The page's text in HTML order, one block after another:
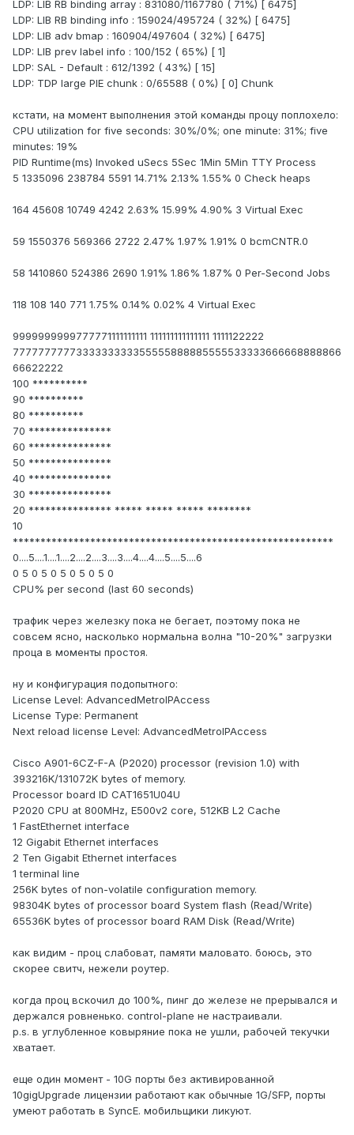
LDP: LIB RB binding array : 831080/1167780 ( 71%) [ 6475]
LDP: LIB RB binding info : 159024/495724 ( 32%) [ 6475]
LDP: LIB adv bmap : 160904/497604 ( 32%) [ 6475]
LDP: LIB prev label info : 100/152 ( 65%) [ 1]
LDP: SAL - Default : 612/1392 ( 43%) [ 15]
LDP: TDP large PIE chunk : 0/65588 ( 0%) [ 0] Chunk
кстати, на момент выполнения этой команды процу поплохело:
CPU utilization for five seconds: 30%/0%; one minute: 31%; five
minutes: 19%
PID Runtime(ms) Invoked uSecs 5Sec 1Min 5Min TTY Process
5 1335096 238784 5591 14.71% 2.13% 1.55% 0 Check heaps
164 45608 10749 4242 2.63% 15.99% 4.90% 3 Virtual Exec
59 1550376 569366 2722 2.47% 1.97% 1.91% 0 bcmCNTR.0
58 1410860 524386 2690 1.91% 1.86% 1.87% 0 Per-Second Jobs
118 108 140 771 1.75% 0.14% 0.02% 4 Virtual Exec
9999999999777771111111111 111111111111111 1111122222
7777777777333333333355555888885555533333666668888866
66622222
100 **********
90 **********
80 **********
70 ***************
60 ***************
50 ***************
40 ***************
30 ***************
20 *************** ***** ***** ***** ********
10
**********************************************************
0....5....1....1....2....2....3....3....4....4....5....5....6
0 5 0 5 0 5 0 5 0 5 0
CPU% per second (last 60 seconds)
трафик через железку пока не бегает, поэтому пока не
совсем ясно, насколько нормальна волна "10-20%" загрузки
проца в моменты простоя.
ну и конфигурация подопытного:
License Level: AdvancedMetroIPAccess
License Type: Permanent
Next reload license Level: AdvancedMetroIPAccess
Cisco A901-6CZ-F-A (P2020) processor (revision 1.0) with
393216K/131072K bytes of memory.
Processor board ID CAT1651U04U
P2020 CPU at 800MHz, E500v2 core, 512KB L2 Cache
1 FastEthernet interface
12 Gigabit Ethernet interfaces
2 Ten Gigabit Ethernet interfaces
1 terminal line
256K bytes of non-volatile configuration memory.
98304K bytes of processor board System flash (Read/Write)
65536K bytes of processor board RAM Disk (Read/Write)
как видим - проц слабоват, памяти маловато. боюсь, это
скорее свитч, нежели роутер.
когда проц вскочил до 100%, пинг до железе не прерывался и
держался ровненько. control-plane не настраивали.
p.s. в углубленное ковыряние пока не ушли, рабочей текучки
хватает.
еще один момент - 10G порты без активированной
10gigUpgrade лицензии работают как обычные 1G/SFP, порты
умеют работать в SyncE. мобильщики ликуют.